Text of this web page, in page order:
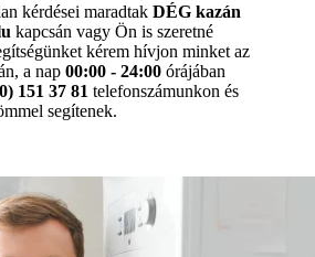
kérdései maradtak DÉG kazán
kapcsán vagy Ön is szeretné
kérem hívjon minket az
a nap 00:00 - 24:00 órájában
151 37 81 telefonszámunkon és
segítenek.